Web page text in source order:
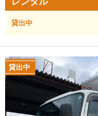
貸出中
貸出中